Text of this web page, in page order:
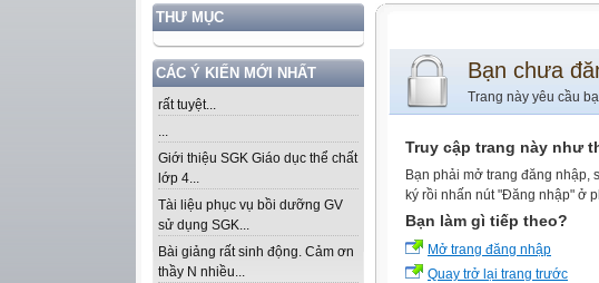
THƯ MỤC
CÁC Ý KIẾN MỚI NHẤT
rất tuyệt...
...
Giới thiệu SGK Giáo dục thể chất
lớp 4...
Tài liệu phục vụ bồi dưỡng GV
sử dụng SGK...
Bài giảng rất sinh động. Cảm ơn
thầy N nhiều...
Bạn chưa
Trang này yêu cầu
Truy cập trang này như
Bạn phải mở trang đăng nhập,
ký rồi nhấn nút "Đăng nhập" ở
Bạn làm gì tiếp theo?
Mở trang đăng nhập
Quay trở lại trang trước